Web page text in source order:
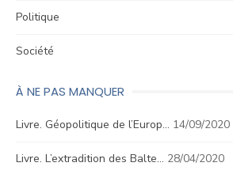
Politique
Société
À NE PAS MANQUER
Livre. Géopolitique de l’Europ… 14/09/2020
Livre. L’extradition des Balte… 28/04/2020